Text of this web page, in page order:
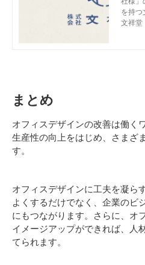
を持つ
て、オ
文祥堂
まとめ
オフィスデザインの改善は働く
生産性の向上をはじめ、さまざ
す。
オフィスデザインに工夫を凝ら
よくするだけでなく、企業のビ
にもつながります。さらに、オ
イメージアップができれば、人
てられます。